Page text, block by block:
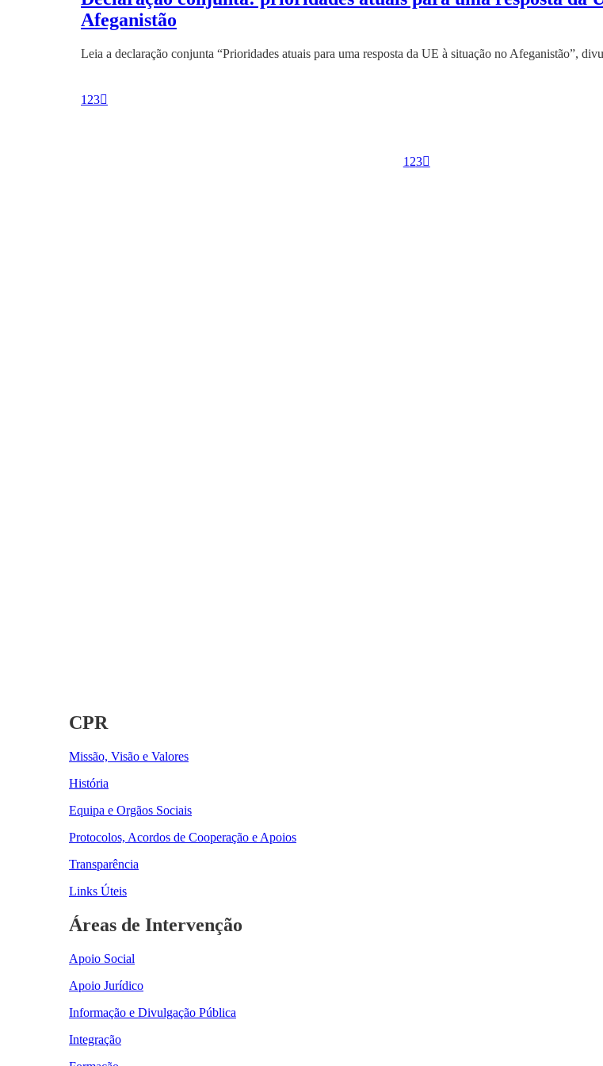
Afeganistão
Leia a declaração conjunta “Prioridades atuais para uma resposta da UE à situação no Afeganistão”,
1 23
1 23
CPR
Missão, Visão e Valores
História
Equipa e Orgãos Sociais
Protocolos, Acordos de Cooperação e Apoios
Transparência
Links Úteis
Áreas de Intervenção
Apoio Social
Apoio Jurídico
Informação e Divulgação Pública
Integração